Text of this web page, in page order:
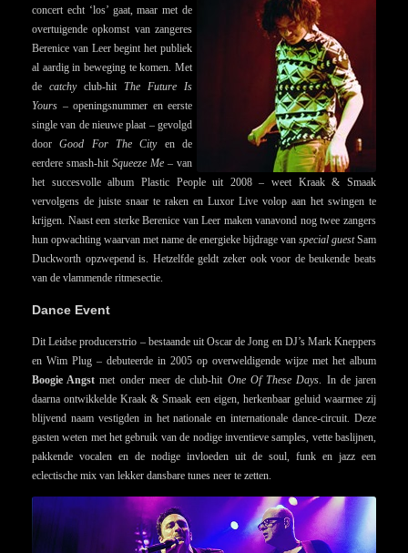
concert echt ‘los’ gaat, maar met de
overtuigende opkomst van zangeres
Berenice van Leer begint het publiek
al aardig in beweging te komen. Met
de catchyclub-hit The Future Is
Yours – openingsnummer en eerste
single van de nieuwe plaat – gevolgd
doorGood For The Cityen de
eerdere smash-hit Squeeze Me – van
het succesvolle album Plastic People uit 2008 – weet Kraak & Smaak
vervolgens de juiste snaar te raken en Luxor Live volop aan het swingen te
krijgen. Naast een sterke Berenice van Leer maken vanavond nog twee zangers
hun opwachting waarvan met name de energieke bijdrage van special guestSam
Duckworth opzwepend is. Hetzelfde geldt zeker ook voor de beukende beats
van de vlammende ritmesectie.
Dance Event
Dit Leidse producerstrio – bestaande uit Oscar de Jong en DJ’s Mark Kneppers
en Wim Plug – debuteerde in 2005 op overweldigende wijze met het album
Boogie Angst met onder meer de club-hit One Of These Days. In de jaren
daarna ontwikkelde Kraak & Smaak een eigen, herkenbaar geluid waarmee zij
blijvend naam vestigden in het nationale en internationale dance-circuit. Deze
gasten weten met het gebruik van de nodige inventieve samples, vette baslijnen,
pakkende vocalen en de nodige invloeden uit de soul, funk en jazz een
eclectische mix van lekker dansbare tunes neer te zetten.